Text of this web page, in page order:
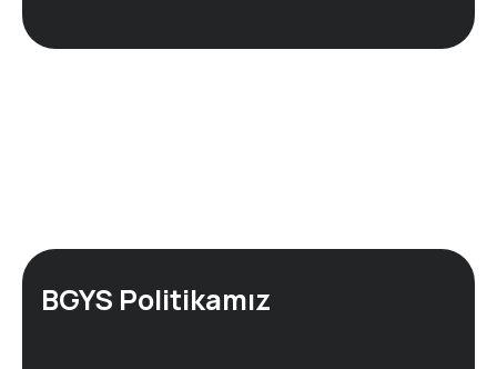
BGYS Politikamız